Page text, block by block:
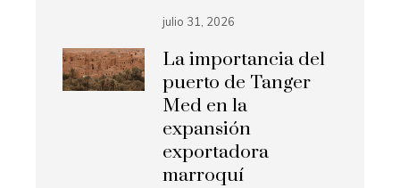
julio 31, 2026
La importancia del
puerto de Tanger
Med en la
expansión
exportadora
marroquí